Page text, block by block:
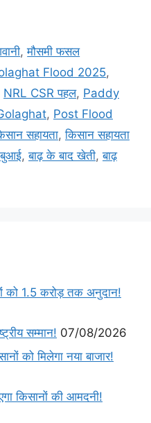
,मौसमी फसल
Flood 2025,
NRL CSR पहल, Paddy
, Post Flood
सहायता,किसान सहायता
बुआई,बाढ़ के बाद खेती,बाढ़
को 1.5 करोड़ तक अनुदान!
सम्मान! 07/08/2026
को मिलेगा नया बाजार!
किसानों की आमदनी!